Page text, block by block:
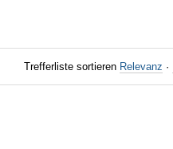
Trefferliste sortieren Relevanz ·